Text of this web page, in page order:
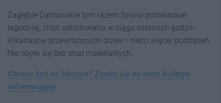
Zagłębie Dąbrowskie tym razem żywioł potraktował
łagodniej, choć odnotowano w ciągu ostatnich godzin
kilkanaście przewróconych drzew i nieco więcej podtopień.
Nie obyło się bez strat materialnych.
Chcesz być na bieżąco? Zapisz się na nasz biuletyn
informacyjny!